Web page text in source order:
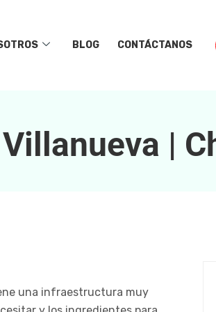
BLOG CONTÁCTANOS
|
una infraestructura muy